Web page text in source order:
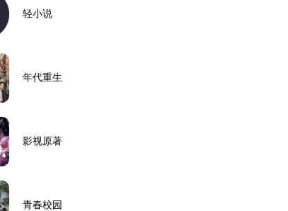
轻小说
年代重生
影视原著
青春校园